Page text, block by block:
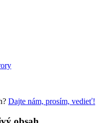
Dajte nám, prosím, vedieť!